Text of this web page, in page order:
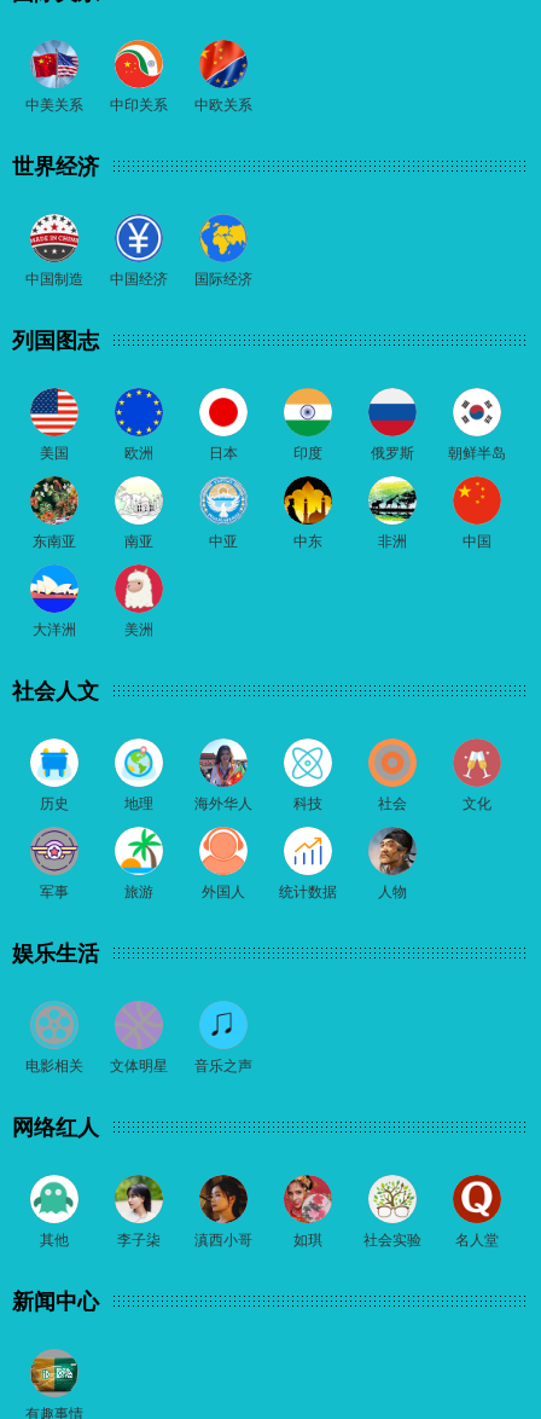
中美关系 中印关系 中欧关系
世界经济
中国制造 中国经济 国际经济
列国图志
美国 欧洲 日本 印度 俄罗斯 朝鲜半岛
东南亚 南亚 中亚 中东 非洲 中国
大洋洲 美洲
社会人文
历史 地理 海外华人 科技 社会 文化
军事 旅游 外国人 统计数据 人物
娱乐生活
电影相关 文体明星 音乐之声
网络红人
其他 李子柒 滇西小哥 如琪 社会实验 名人堂
新闻中心
有趣事情